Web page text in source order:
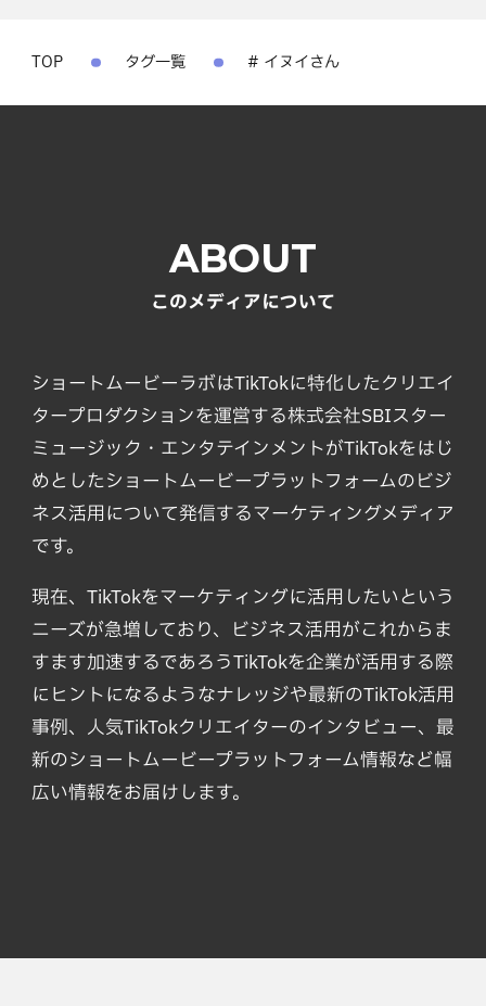
TOP タグ一覧 # イヌイさん
ABOUT
このメディアについて
ショートムービーラボはTikTokに特化したクリエイ
タープロダクションを運営する株式会社SBIスター
ミュージック・エンタテインメントがTikTokをはじ
めとしたショートムービープラットフォームのビジ
ネス活用について発信するマーケティングメディア
です。
現在、TikTokをマーケティングに活用したいという
ニーズが急増しており、ビジネス活用がこれからま
すます加速するであろうTikTokを企業が活用する際
にヒントになるようなナレッジや最新のTikTok活用
事例、人気TikTokクリエイターのインタビュー、最
新のショートムービープラットフォーム情報など幅
広い情報をお届けします。